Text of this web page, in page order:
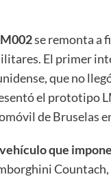
se remonta a
El primer
que no
el prototipo
de Bruselas
que
Countach,